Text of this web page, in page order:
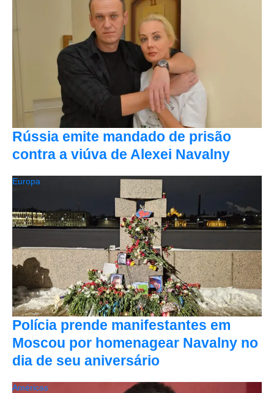
Rússia emite mandado de prisão
contra a viúva de Alexei Navalny
Polícia prende manifestantes em
Moscou por homenagear Navalny no
dia de seu aniversário
Europa
Américas